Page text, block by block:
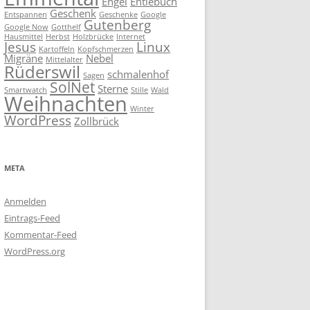
Entspannen Geschenk Geschenke Google
Google Now Gotthelf Gutenberg
Hausmittel Herbst Holzbrücke Internet
Jesus Kartoffeln Kopfschmerzen Linux
Migräne Mittelalter Nebel
Rüderswil Sagen schmalenhof
Smartwatch SolNet Sterne Stille Wald
Weihnachten Winter
WordPress Zollbrück
META
Anmelden
Eintrags-Feed
Kommentar-Feed
WordPress.org